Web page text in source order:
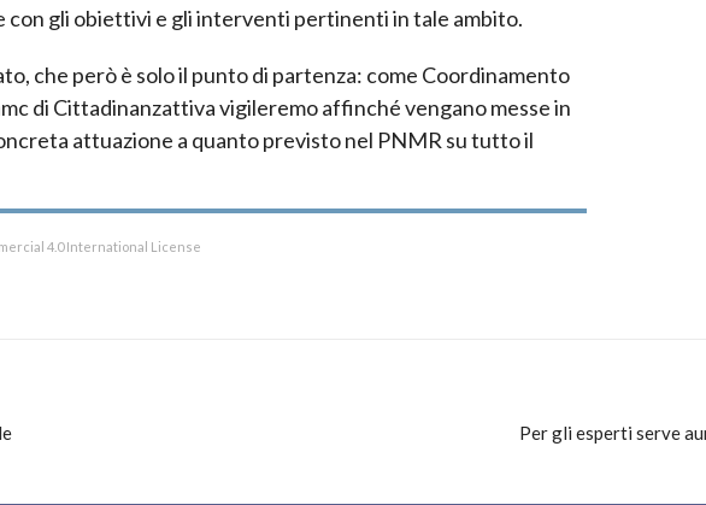
con gli obiettivi e gli interventi pertinenti in tale ambito.
che però è solo il punto di partenza: come Coordinamento
di Cittadinanzattiva vigileremo affinché vengano messe in
attuazione a quanto previsto nel PNMR su tutto il
4.0 International License
Per gli esperti serve